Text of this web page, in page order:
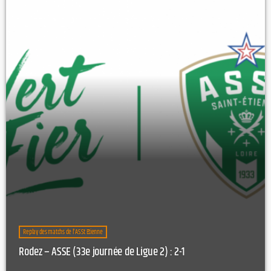
Replay des matchs de l'AS St Etienne
Rodez – ASSE (33e journée de Ligue 2) : 2-1